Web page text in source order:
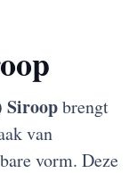
Siroopbrengt
van
vorm. Deze